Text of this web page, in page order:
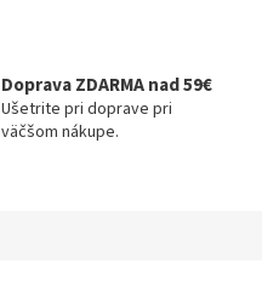
Doprava ZDARMA nad 59€
Ušetrite pri doprave pri
väčšom nákupe.